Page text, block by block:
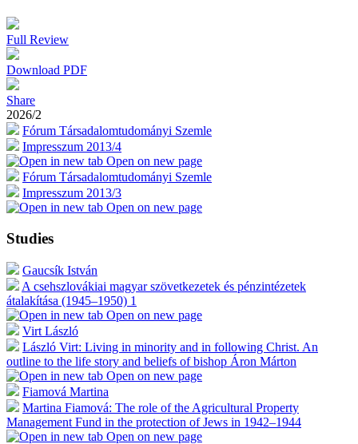
Full Review
Download PDF
Share
2026/2
Fórum Társadalomtudományi Szemle
Impresszum 2013/4
Open on new page
Fórum Társadalomtudományi Szemle
Impresszum 2013/3
Open on new page
Studies
Gaucsík István
A csehszlovákiai magyar szövetkezetek és pénzintézetek
átalakítása (1945–1950) 1
Open on new page
Virt László
László Virt: Living in minority and in following Christ. An
outline to the life story and beliefs of bishop Áron Márton
Open on new page
Fiamová Martina
Martina Fiamová: The role of the Agricultural Property
Management Fund in the protection of Jews in 1942–1944
Open on new page